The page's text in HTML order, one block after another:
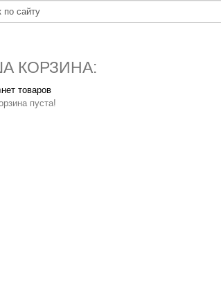
КОРЗИНА:
нет товаров
пуста!